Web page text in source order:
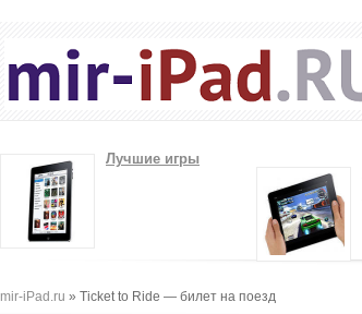
Лучшие игры
Вы здесь
mir-iPad.ru » Ticket to Ride — билет на поезд